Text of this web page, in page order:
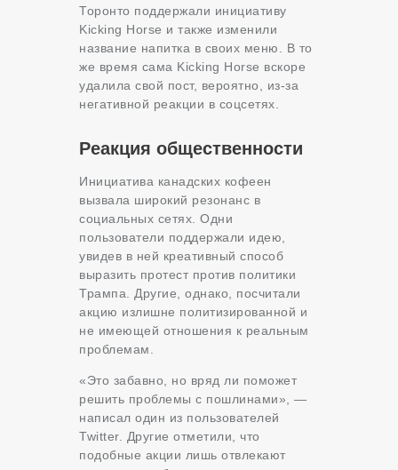
Торонто поддержали инициативу
Kicking Horse и также изменили
название напитка в своих меню. В то
же время сама Kicking Horse вскоре
удалила свой пост, вероятно, из-за
негативной реакции в соцсетях.
Реакция общественности
Инициатива канадских кофеен
вызвала широкий резонанс в
социальных сетях. Одни
пользователи поддержали идею,
увидев в ней креативный способ
выразить протест против политики
Трампа. Другие, однако, посчитали
акцию излишне политизированной и
не имеющей отношения к реальным
проблемам.
«Это забавно, но вряд ли поможет
решить проблемы с пошлинами», —
написал один из пользователей
Twitter. Другие отметили, что
подобные акции лишь отвлекают